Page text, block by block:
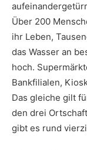
Über 200
ihr Leben,
das Wasser an
hoch.
Bankfilialen,
Das gleiche gilt
den drei
gibt es rund